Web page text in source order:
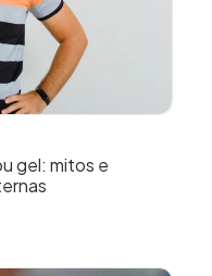
gel: mitos e